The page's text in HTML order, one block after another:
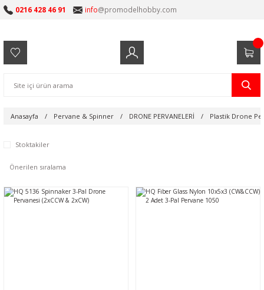
0216 428 46 91 info@promodelhobby.com
Anasayfa Pervane & Spinner DRONE PERVANELERİ Plastik Drone
Stoktakiler